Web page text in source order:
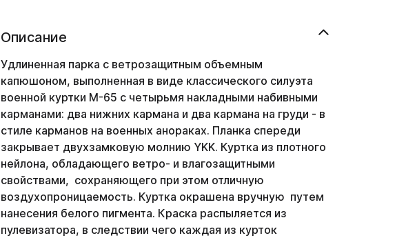
Описание
Удлиненная парка с ветрозащитным объемным
капюшоном, выполненная в виде классического силуэта
военной куртки M-65 с четырьмя накладными набивными
карманами: два нижних кармана и два кармана на груди - в
стиле карманов на военных анораках. Планка спереди
закрывает двухзамковую молнию YKK. Куртка из плотного
нейлона, обладающего ветро- и влагозащитными
свойствами, сохраняющего при этом отличную
воздухопроницаемость. Куртка окрашена вручную путем
нанесения белого пигмента. Краска распыляется из
пулевизатора, в следствии чего каждая из курток